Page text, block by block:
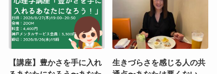
【講座】豊かさを手に入れ
生きづらさを感じる人の共